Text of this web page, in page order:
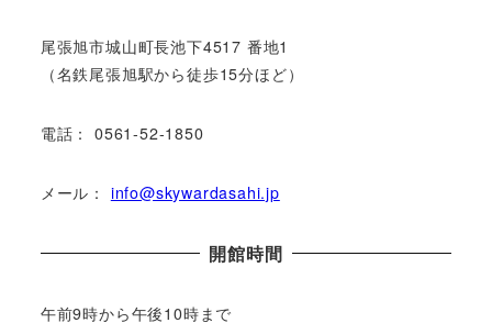
尾張旭市城⼭町⻑池下4517 番地1
（名鉄尾張旭駅から徒歩15分ほど）
電話： 0561-52-1850
メール： info@skywardasahi.jp
開館時間
午前9時から午後10時まで